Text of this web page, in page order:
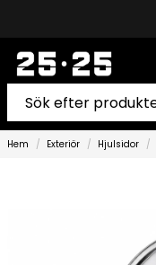
Hem Exteriör Hjulsidor